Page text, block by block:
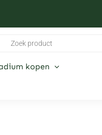
kopen